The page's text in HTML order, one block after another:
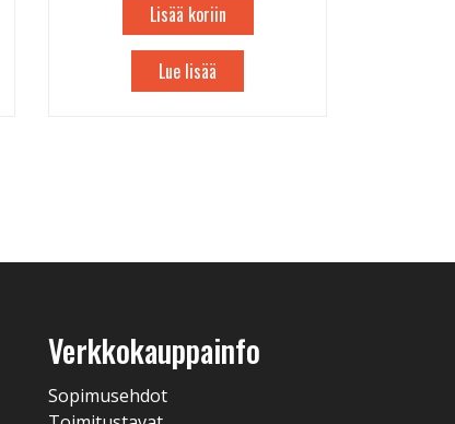
Lisää koriin
Lue lisää
Verkkokauppainfo
Sopimusehdot